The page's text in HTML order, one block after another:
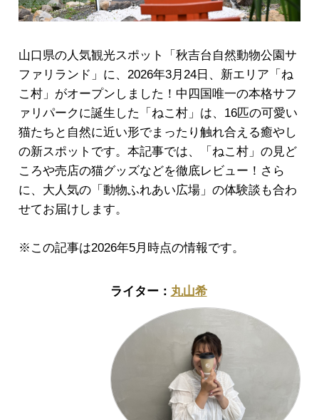
山口県の人気観光スポット「秋吉台自然動物公園サ
ファリランド」に、2026年3月24日、新エリア「ね
こ村」がオープンしました！中四国唯一の本格サフ
ァリパークに誕生した「ねこ村」は、16匹の可愛い
猫たちと自然に近い形でまったり触れ合える癒やし
の新スポットです。本記事では、「ねこ村」の見ど
ころや売店の猫グッズなどを徹底レビュー！さら
に、大人気の「動物ふれあい広場」の体験談も合わ
せてお届けします。
※この記事は2026年5月時点の情報です。
丸山希